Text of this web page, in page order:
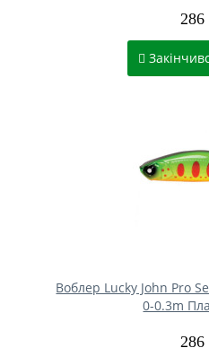
286
Воблер Lucky John Pro
0-0.3m
286